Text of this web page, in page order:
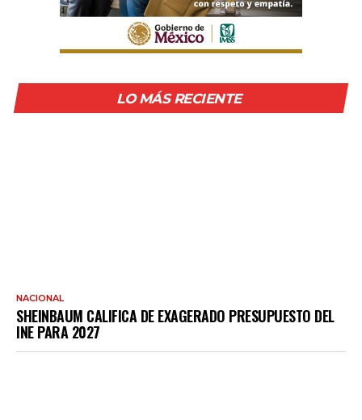
LO MÁS RECIENTE
NACIONAL
SHEINBAUM CALIFICA DE EXAGERADO PRESUPUESTO DEL
INE PARA 2027